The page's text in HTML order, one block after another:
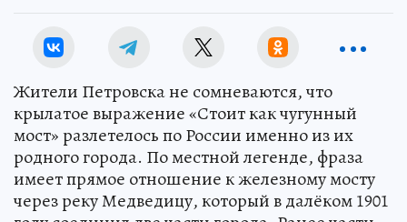
Жители Петровска не сомневаются, что
крылатое выражение «Стоит как чугунный
мост» разлетелось по России именно из их
родного города. По местной легенде, фраза
имеет прямое отношение к железному мосту
через реку Медведицу, который в далёком 1901